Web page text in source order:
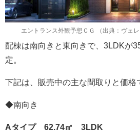
エントランス外観予想ＣＧ （出典：ヴェ
配棟は南向きと東向きで、3LDKが
定。
下記は、販売中の主な間取りと価格
◆南向き
Aタイプ 62.74㎡ 3LDK